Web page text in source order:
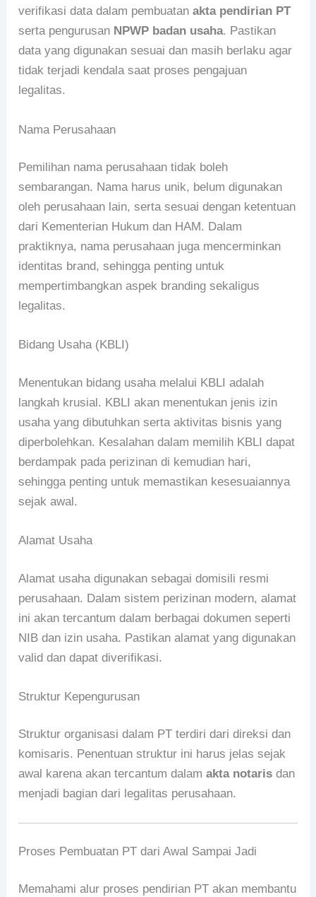
verifikasi data dalam pembuatanakta pendirian PT
serta pengurusan NPWP badan usaha. Pastikan
data yang digunakan sesuai dan masih berlaku agar
tidak terjadi kendala saat proses pengajuan
legalitas.
Nama Perusahaan
Pemilihan nama perusahaan tidak boleh
sembarangan. Nama harus unik, belum digunakan
oleh perusahaan lain, serta sesuai dengan ketentuan
dari Kementerian Hukum dan HAM. Dalam
praktiknya, nama perusahaan juga mencerminkan
identitas brand, sehingga penting untuk
mempertimbangkan aspek branding sekaligus
legalitas.
Bidang Usaha (KBLI)
Menentukan bidang usaha melalui KBLI adalah
langkah krusial. KBLI akan menentukan jenis izin
usaha yang dibutuhkan serta aktivitas bisnis yang
diperbolehkan. Kesalahan dalam memilih KBLI dapat
berdampak pada perizinan di kemudian hari,
sehingga penting untuk memastikan kesesuaiannya
sejak awal.
Alamat Usaha
Alamat usaha digunakan sebagai domisili resmi
perusahaan. Dalam sistem perizinan modern, alamat
ini akan tercantum dalam berbagai dokumen seperti
NIB dan izin usaha. Pastikan alamat yang digunakan
valid dan dapat diverifikasi.
Struktur Kepengurusan
Struktur organisasi dalam PT terdiri dari direksi dan
komisaris. Penentuan struktur ini harus jelas sejak
awal karena akan tercantum dalamakta notaris dan
menjadi bagian dari legalitas perusahaan.
Proses Pembuatan PT dari Awal Sampai Jadi
Memahami alur proses pendirian PT akan membantu